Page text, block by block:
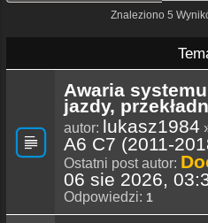
Znaleziono 5
Awaria
jazdy,
autor: lukasz1984
A6 C7 (2011-
Ostatni post autor:
06 sie 2026,
Odpowiedzi: 1